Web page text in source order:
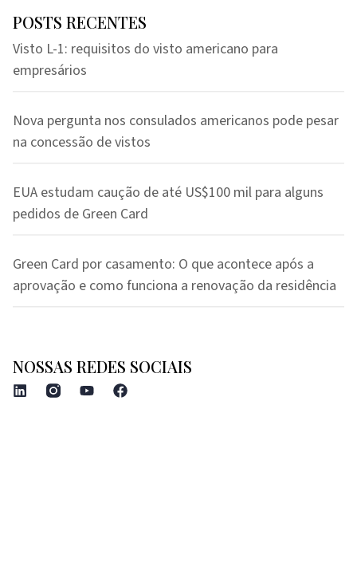
POSTS RECENTES
Visto L-1: requisitos do visto americano para
empresários
Nova pergunta nos consulados americanos pode pesar
na concessão de vistos
EUA estudam caução de até US$100 mil para alguns
pedidos de Green Card
Green Card por casamento: O que acontece após a
aprovação e como funciona a renovação da residência
NOSSAS REDES SOCIAIS